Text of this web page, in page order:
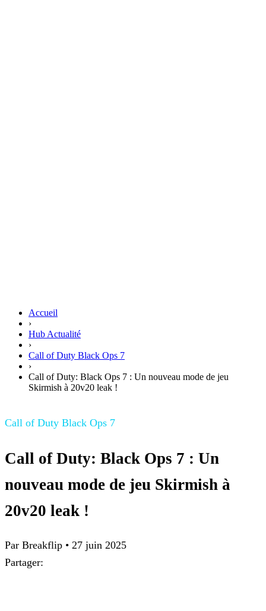
Accueil
›
Hub Actualité
›
Call of Duty Black Ops 7
›
Call of Duty: Black Ops 7 : Un nouveau mode de jeu
Skirmish à 20v20 leak !
Call of Duty Black Ops 7
Call of Duty: Black Ops 7 : Un
nouveau mode de jeu Skirmish à
20v20 leak !
Par Breakflip • 27 juin 2025
Partager: